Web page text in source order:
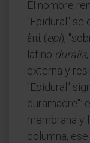
El nombre
"Epidural"
ἐπί (epí),
latino duralis
externa y
"Epidural"
duramadre":
membrana y
columna,